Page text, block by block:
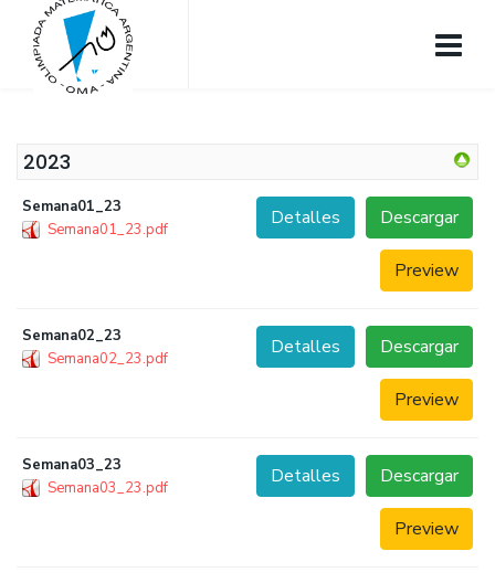
2023
Semana01_23
Semana01_23.pdf
Descargar
Detalles
Preview
Semana02_23
Semana02_23.pdf
Descargar
Detalles
Preview
Semana03_23
Semana03_23.pdf
Descargar
Detalles
Preview